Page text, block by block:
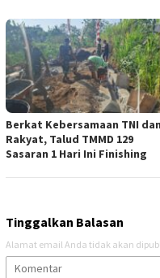
Berkat Kebersamaan TNI dan
Rakyat, Talud TMMD 129
Sasaran 1 Hari Ini Finishing
Tinggalkan Balasan
Alamat email Anda tidak akan